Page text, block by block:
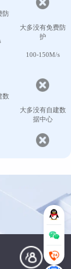
防
数
大多没有免费防
护
100-150M/s
大多没有自建数
据中心